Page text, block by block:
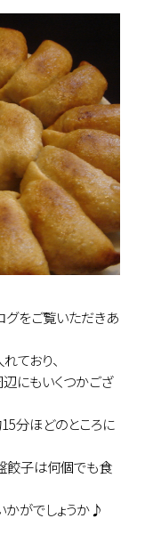
グをご覧いただきあ
ており、
にもいくつかござ
分ほどのところに
餃子は何個でも食
かがでしょうか♪